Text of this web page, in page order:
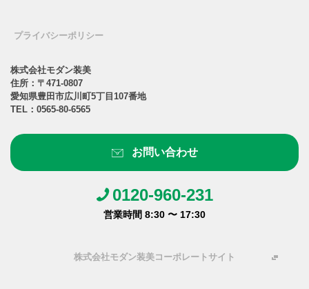
プライバシーポリシー
株式会社モダン装美
住所：〒471-0807
愛知県豊田市広川町5丁目107番地
TEL： 0565-80-6565
お問い合わせ
0120-960-231
営業時間 8:30 〜 17:30
株式会社モダン装美コーポレートサイト